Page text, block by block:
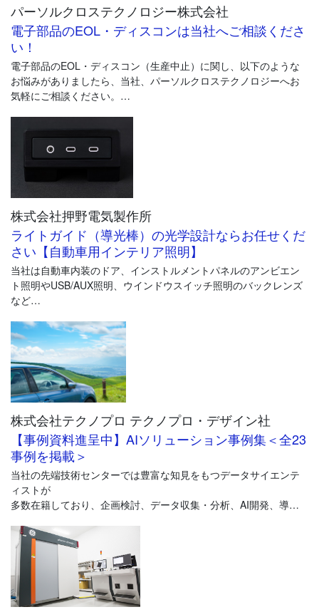
■背景：ADASの普及と高度化が進む一方、試験における課題が顕
在化
交通事故防止、ドライバーの負担軽減などを目的に、自動車メ
ーカーや部品メーカー各社でADASの技術開発が進み、多くの運転
支援技術が実用化されています。ADASは衝突被害軽減ブレーキ
（Advanced Emergency Braking System、以下AEBS）や前方の車
両に追従して走行する車間距離制御装置（Adaptive Cruise
Control、以下ACC）が代表的ですが、近年はシステムの多様化、
高度化が進んでいます。
その一方で、自動車メーカー各社によりシステムの名称やセン
シング方式、制御方法に違いがあるため、同一基準での比較が難
しく、横並びで性能比較を実施したいという要望が高まっていま
うな挙動をするのかを計測し評価を行うサービスのニーズも高ま
っています。
パーソルクロステクノロジー株式会社
電子部品のEOL・ディスコンは当社へご相談くださ
い！
電子部品のEOL・ディスコン（生産中止）に関し、以下のような
お悩みがありましたら、当社、パーソルクロステクノロジーへお
気軽にご相談ください。
・設計リソース不足
・対応期限に間に合わず、生産ストップに！？
・顧客との信頼関係を考慮し、EOLが必要
株式会社押野電気製作所
ライトガイド（導光棒）の光学設計ならお任せくだ
さい【自動車用インテリア照明】
当社は自動車内装のドア、インストルメントパネルのアンビエン
ト照明やUSB/AUX照明、ウインドウスイッチ照明のバックレンズ
など
光学シミュレーションを使用した製品の設計はもちろん、実際に
ライトガイドを配置する周辺部品の取付形状のご提案や、
LEDの光度・色度の選定まで、トータルに対応いたします。
また、日本以外にドイツに開発拠点を置き、欧州のカーメーカー
にも当社のライトガイドが採用されています。
両国のスタッフ同士が連携を取り、20年かけて培ったノウハウを
設計に活かしています。
株式会社テクノプロ テクノプロ・デザイン社
【事例資料進呈中】AIソリューション事例集＜全23
事例を掲載＞
当社の先端技術センターでは豊富な知見をもつデータサイエンテ
ィストが
多数在籍しており、企画検討、データ収集・分析、AI開発、導
トータルで対応。AIリテラシー教育など人材育成サポートも提供
可能です。
7,000名を超える当社所属エンジニアは製造業界向けの開発支援に
長年従事しており幅広い知識やノウハウを元に貴社のAI活用を推
進します。